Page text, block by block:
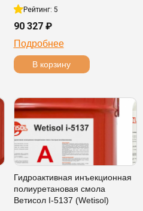
Рейтинг: 5
90 327 ₽
Подробнее
В корзину
Гидроактивная инъекционная
полиуретановая смола
Ветисол I-5137 (Wetisol)